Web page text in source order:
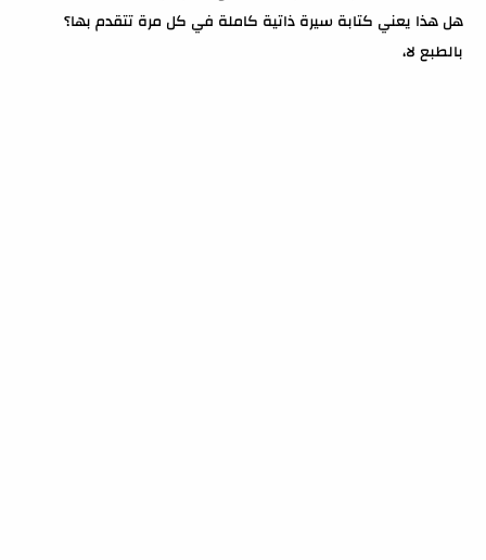
هل هذا يعني كتابة سيرة ذاتية كاملة في كل مرة تتقدم بها؟
بالطبع لا،